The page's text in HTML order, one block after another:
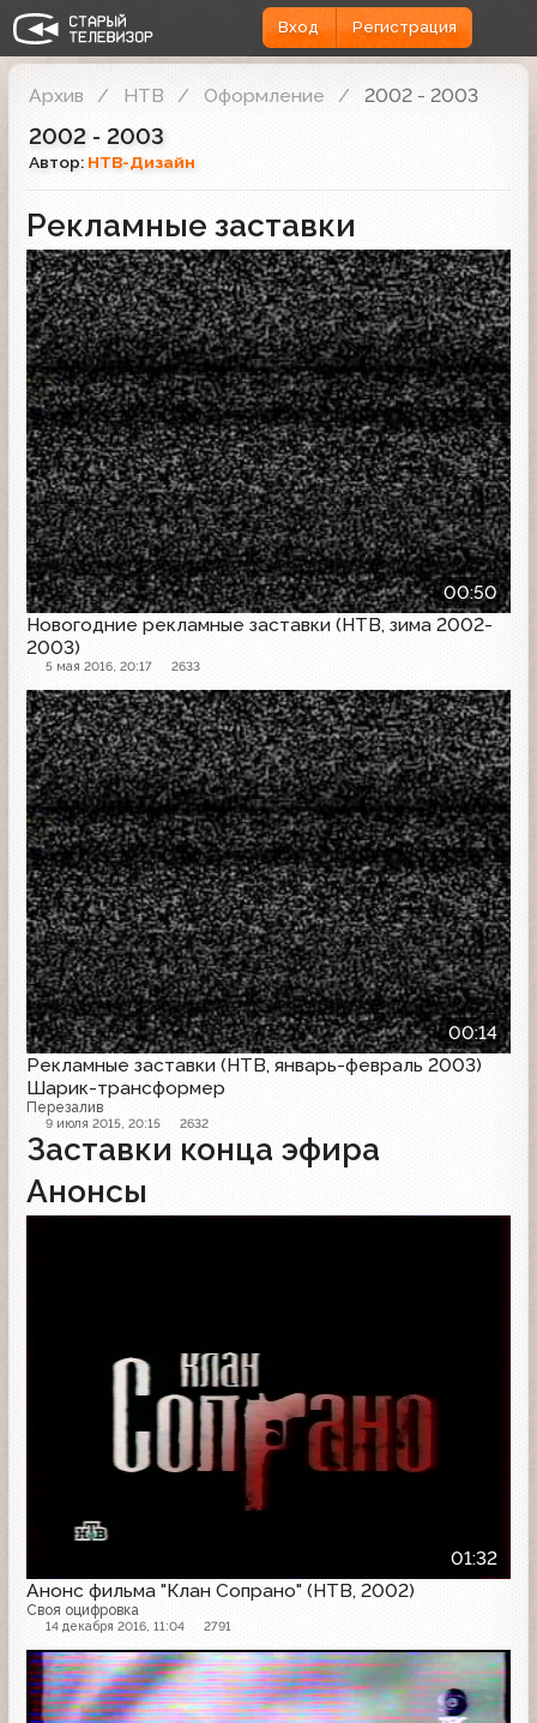
Вход Регистрация
Архив НТВ Оформление 2002 - 2003
2002 - 2003
Автор: НТВ-Дизайн
Рекламные заставки
00:50
Новогодние рекламные заставки (НТВ, зима 2002-
2003)
5 мая 2016, 20:17 2633
Рекламная заставка
00:14
Рекламные заставки (НТВ, январь-февраль 2003)
Шарик-трансформер
Перезалив
9 июля 2015, 20:15 2632
Рекламная заставка
Заставки конца эфира
Анонсы
01:32
Анонс фильма "Клан Сопрано" (НТВ, 2002)
Своя оцифровка
14 декабря 2016, 11:04 2791
Анонс